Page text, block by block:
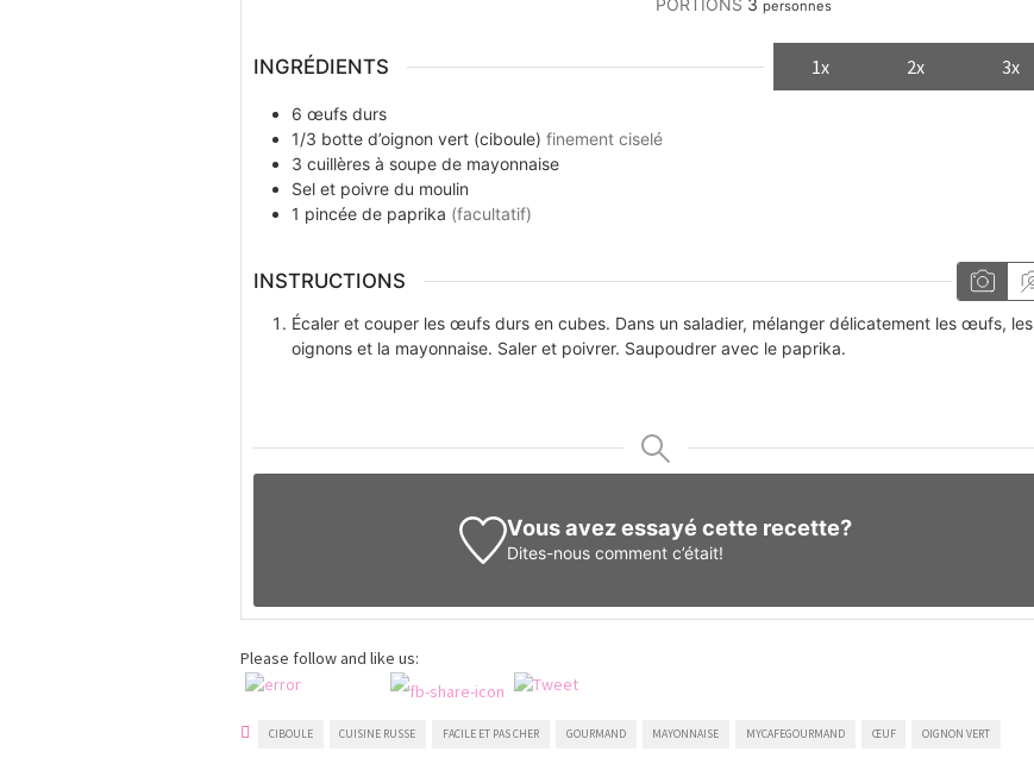
PORTIONS 3 personnes
INGRÉDIENTS 1x 2x 3x
6 œufs durs
1/3 botte d’oignon vert (ciboule) finement ciselé
3 cuillères à soupe de mayonnaise
Sel et poivre du moulin
1 pincée de paprika (facultatif)
INSTRUCTIONS
Écaler et couper les œufs durs en cubes. Dans un saladier, mélanger délicatement les œufs, les
oignons et la mayonnaise. Saler et poivrer. Saupoudrer avec le paprika.
Vous avez essayé cette recette?
Dites-nouscomment c’était!
Please follow and like us:
CIBOULE CUISINE RUSSE FACILE ET PAS CHER GOURMAND MAYONNAISE MYCAFEGOURMAND ŒUF OIGNON VERT